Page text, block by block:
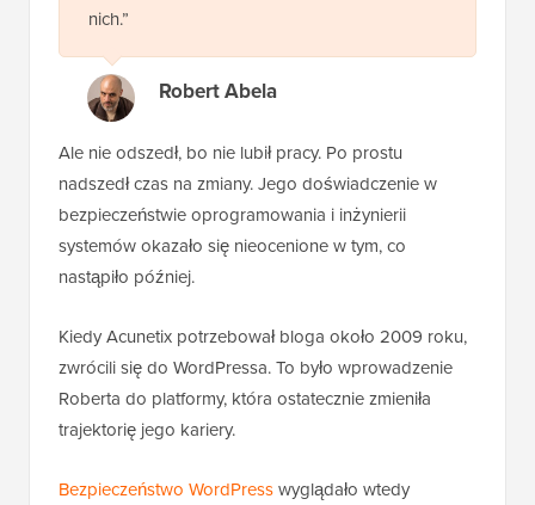
nich.”
Robert Abela
Ale nie odszedł, bo nie lubił pracy. Po prostu
nadszedł czas na zmiany. Jego doświadczenie w
bezpieczeństwie oprogramowania i inżynierii
systemów okazało się nieocenione w tym, co
nastąpiło później.
Kiedy Acunetix potrzebował bloga około 2009 roku,
zwrócili się do WordPressa. To było wprowadzenie
Roberta do platformy, która ostatecznie zmieniła
trajektorię jego kariery.
Bezpieczeństwo WordPresswyglądało wtedy